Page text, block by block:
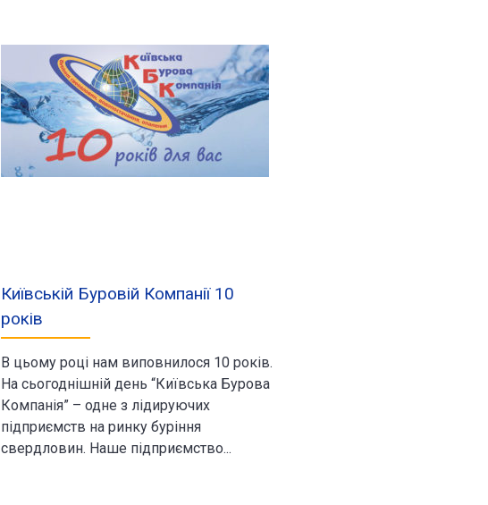
Київській Буровій Компанії 10
років
В цьому році нам виповнилося 10 років.
На сьогоднішній день “Київська Бурова
Компанія” – одне з лідируючих
підприємств на ринку буріння
свердловин. Наше підприємство...